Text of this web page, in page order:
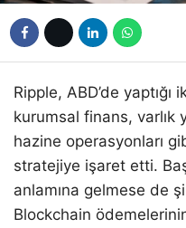
Ripple, ABD’de
kurumsal finans, varlık
hazine operasyonları
stratejiye işaret etti.
anlamına gelmese de
Blockchain